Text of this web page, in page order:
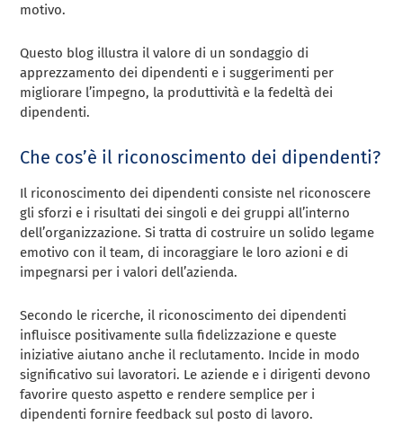
motivo.
Questo blog illustra il valore di un sondaggio di
apprezzamento dei dipendenti e i suggerimenti per
migliorare l’impegno, la produttività e la fedeltà dei
dipendenti.
Che cos’è il riconoscimento dei dipendenti?
Il riconoscimento dei dipendenti consiste nel riconoscere
gli sforzi e i risultati dei singoli e dei gruppi all’interno
dell’organizzazione. Si tratta di costruire un solido legame
emotivo con il team, di incoraggiare le loro azioni e di
impegnarsi per i valori dell’azienda.
Secondo le ricerche, il riconoscimento dei dipendenti
influisce positivamente sulla fidelizzazione e queste
iniziative aiutano anche il reclutamento. Incide in modo
significativo sui lavoratori. Le aziende e i dirigenti devono
favorire questo aspetto e rendere semplice per i
dipendenti fornire feedback sul posto di lavoro.